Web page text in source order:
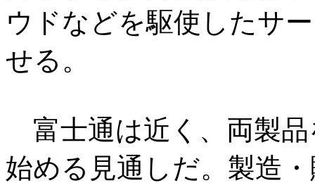
ウドなどを駆使したサ
せる。
富士通は近く、両製品
始める見通しだ。製造